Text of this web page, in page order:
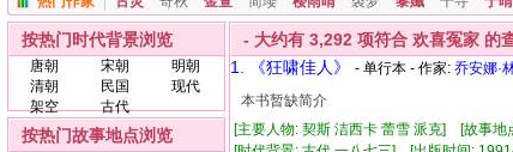
按热门时代背景浏览
唐朝 宋朝
明朝
清朝
民国
现代
架空
古代
按热门故事地点浏览
- 大约有 3,292 项符合 欢喜冤家 的
1. 《狂啸佳人》
- 单行本 - 作家: 乔安娜·
本书暂缺简介
[主要人物: 契斯 洁西卡 蕾雪 派克] [故事